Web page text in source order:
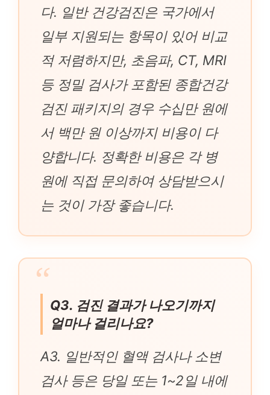
다. 일반 건강검진은 국가에서
일부 지원되는 항목이 있어 비교
적 저렴하지만, 초음파, CT, MRI
등 정밀 검사가 포함된 종합건강
검진 패키지의 경우 수십만 원에
서 백만 원 이상까지 비용이 다
양합니다. 정확한 비용은 각 병
원에 직접 문의하여 상담받으시
는 것이 가장 좋습니다.
Q3. 검진 결과가 나오기까지
얼마나 걸리나요?
A3. 일반적인 혈액 검사나 소변
검사 등은 당일 또는 1~2일 내에